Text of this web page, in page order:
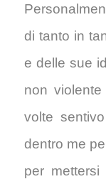
di tanto in
e delle sue
non
volte
dentro me
per